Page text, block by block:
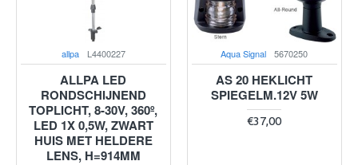
allpa L4400227
ALLPA LED
RONDSCHIJNEND
TOPLICHT, 8-30V, 360º,
LED 1X 0,5W, ZWART
HUIS MET HELDERE
LENS, H=914MM
Aqua Signal 5670250
AS 20 HEKLICHT
SPIEGELM.12V 5W
€37,00